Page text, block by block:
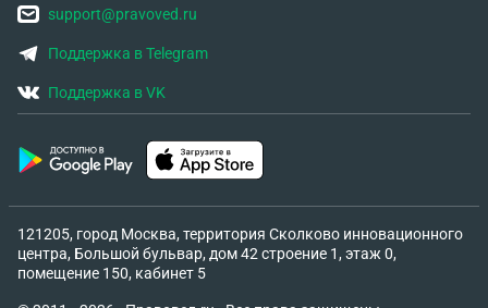
support@pravoved.ru
Поддержка в Telegram
Поддержка в VK
121205, город Москва, территория Сколково инновационного
центра, Большой бульвар, дом 42 строение 1, этаж 0,
помещение 150, кабинет 5